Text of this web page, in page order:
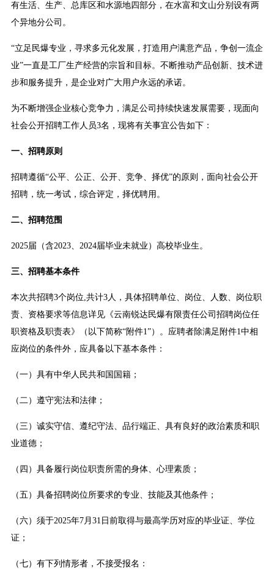
有生活、生产、总库区和水源地四部分，在水富和文山分别设有两
个异地分公司。
“立足民爆专业，寻求多元化发展，打造用户满意产品，争创一流企
业”一直是工厂生产经营的宗旨和目标。不断推动产品创新、技术进
步和服务提升，是企业对广大用户永远的承诺。
为不断增强企业核心竞争力，满足公司持续快速发展需要，现面向
社会公开招聘工作人员3名，现将有关事宜公告如下：
一、招聘原则
招聘遵循“公平、公正、公开、竞争、择优”的原则，面向社会公开
招聘，统一考试，综合评定，择优聘用。
二、招聘范围
2025届（含2023、2024届毕业未就业）高校毕业生。
三、招聘基本条件
本次共招聘3个岗位,共计3人，具体招聘单位、岗位、人数、岗位职
责、资格要求等信息详见《云南锐达民爆有限责任公司招聘岗位任
职资格及职责表》（以下简称“附件1”）。应聘者除满足附件1中相
应岗位的条件外，应具备以下基本条件：
（一）具有中华人民共和国国籍；
（二）遵守宪法和法律；
（三）诚实守信、遵纪守法、品行端正、具有良好的政治素质和职
业道德；
（四）具备履行岗位职责所需的身体、心理素质；
（五）具备招聘岗位所要求的专业、技能及其他条件；
（六）须于2025年7月31日前取得与最高学历对应的毕业证、学位
证；
（七）有下列情形者，不接受报名：